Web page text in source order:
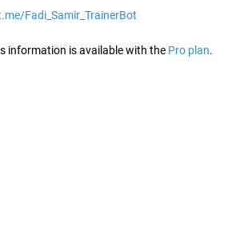
Fadi_Samir_TrainerBot
information is available with the Pro plan.